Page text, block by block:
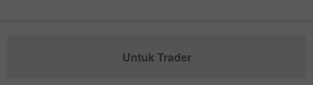
Untuk Trader